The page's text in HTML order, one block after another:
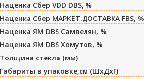
Наценка Сбер VDD DBS, %
Наценка Сбер МАРКЕТ.ДОСТАВКА FBS, %
Наценка ЯМ DBS Самвелян, %
Наценка ЯМ DBS Хомутов, %
Толщина стекла (мм)
Габариты в упаковке,см (ШxДxГ)